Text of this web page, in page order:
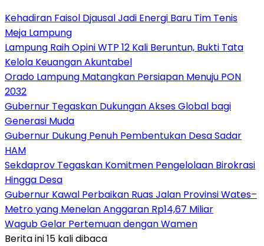
Kehadiran Faisol Djausal Jadi Energi Baru Tim Tenis
Meja Lampung
Lampung Raih Opini WTP 12 Kali Beruntun, Bukti Tata
Kelola Keuangan Akuntabel
Orado Lampung Matangkan Persiapan Menuju PON
2032
Gubernur Tegaskan Dukungan Akses Global bagi
Generasi Muda
Gubernur Dukung Penuh Pembentukan Desa Sadar
HAM
Sekdaprov Tegaskan Komitmen Pengelolaan Birokrasi
Hingga Desa
Gubernur Kawal Perbaikan Ruas Jalan Provinsi Wates–
Metro yang Menelan Anggaran Rp14,67 Miliar
Wagub Gelar Pertemuan dengan Wamen
Berita ini 15 kali dibaca